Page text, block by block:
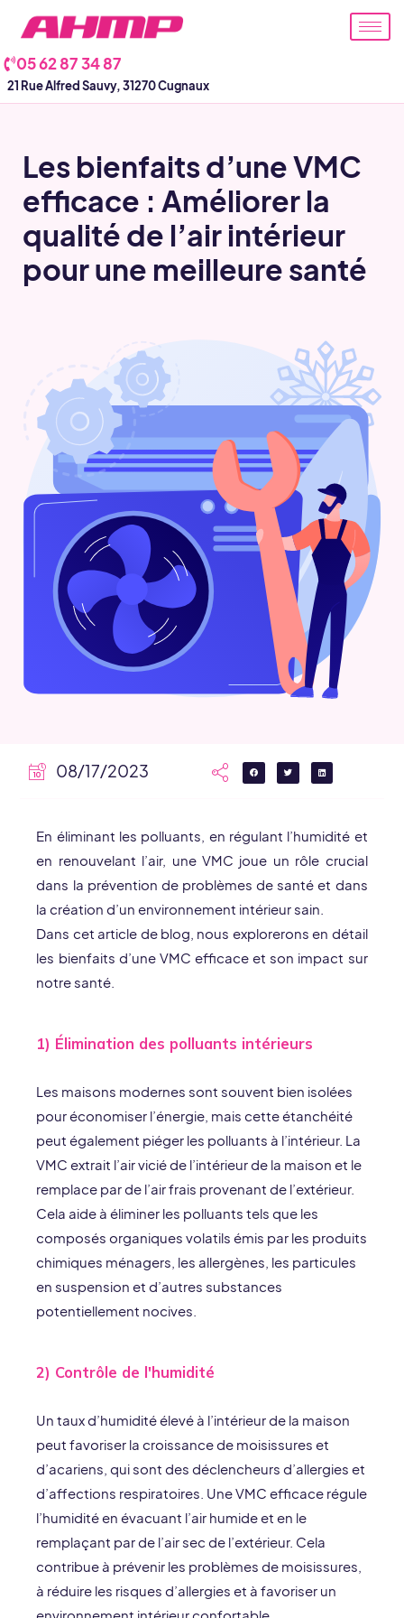
contenu
05 62 87 34 87
21 Rue Alfred Sauvy, 31270 Cugnaux
Les bienfaits d’une VMC
efficace : Améliorer la
qualité de l’air intérieur
pour une meilleure santé
08/17/2023
En éliminant les polluants, en régulant l’humidité et
en renouvelant l’air, une VMC joue un rôle crucial
dans la prévention de problèmes de santé et dans
la création d’un environnement intérieur sain.
Dans cet article de blog, nous explorerons en détail
les bienfaits d’une VMC efficace et son impact sur
notre santé.
1) Élimination des polluants intérieurs
Les maisons modernes sont souvent bien isolées
pour économiser l’énergie, mais cette étanchéité
peut également piéger les polluants à l’intérieur. La
VMC extrait l’air vicié de l’intérieur de la maison et le
remplace par de l’air frais provenant de l’extérieur.
Cela aide à éliminer les polluants tels que les
composés organiques volatils émis par les produits
chimiques ménagers, les allergènes, les particules
en suspension et d’autres substances
potentiellement nocives.
2) Contrôle de l'humidité
Un taux d’humidité élevé à l’intérieur de la maison
peut favoriser la croissance de moisissures et
d’acariens, qui sont des déclencheurs d’allergies et
d’affections respiratoires. Une VMC efficace régule
l’humidité en évacuant l’air humide et en le
remplaçant par de l’air sec de l’extérieur. Cela
contribue à prévenir les problèmes de moisissures,
à réduire les risques d’allergies et à favoriser un